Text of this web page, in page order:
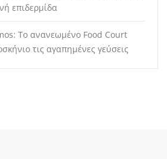
επιδερμίδα
Το ανανεωμένο Food Court
τις αγαπημένες γεύσεις